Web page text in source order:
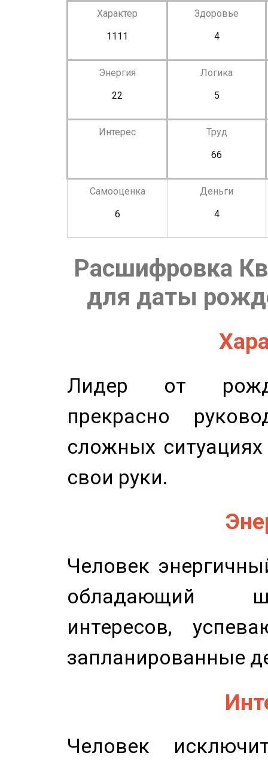
Характер
1111
Здоровье
4
Энергия
22
Логика
5
Интерес
Труд
66
Самооценка
6
Деньги
4
Расшифровка
для даты
Лидер от
прекрасно
сложных
свои руки.
Человек
обладающий
интересов,
запланированные
Человек